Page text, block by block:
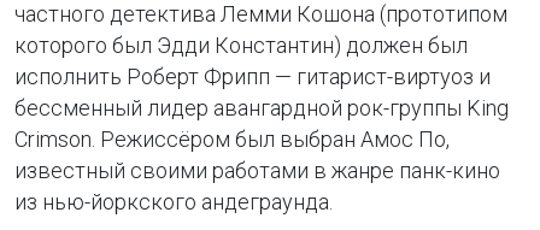
частного детектива Лемми Кошона (прототипом
которого был Эдди Константин) должен был
исполнить Роберт Фрипп — гитарист-виртуоз и
бессменный лидер авангардной рок-группы King
Crimson. Режиссёром был выбран Амос По,
известный своими работами в жанре панк-кино
из нью-йоркского андеграунда.